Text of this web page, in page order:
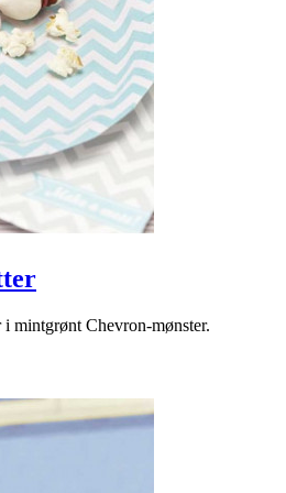
mintgrønt Chevron-mønster.